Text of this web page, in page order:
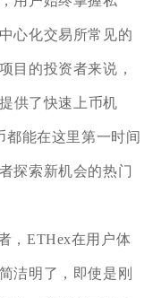
心化交易所常见的
目的投资者来说，
供了快速上币机
都能在这里第一时间
探索新机会的热门
，ETHex在用户体
洁明了，即使是刚